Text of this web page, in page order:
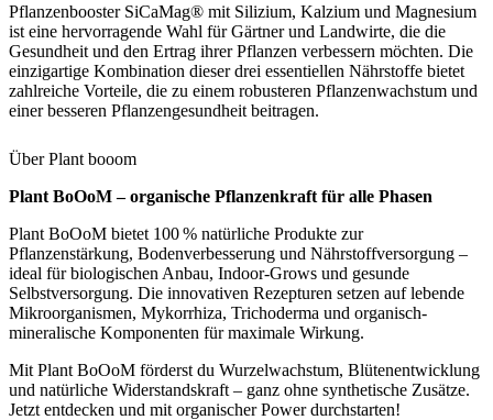
Pflanzenbooster SiCaMag® mit Silizium, Kalzium und Magnesium
ist eine hervorragende Wahl für Gärtner und Landwirte, die die
Gesundheit und den Ertrag ihrer Pflanzen verbessern möchten. Die
einzigartige Kombination dieser drei essentiellen Nährstoffe bietet
zahlreiche Vorteile, die zu einem robusteren Pflanzenwachstum und
einer besseren Pflanzengesundheit beitragen.
Über Plant booom
Plant BoOoM – organische Pflanzenkraft für alle Phasen
Plant BoOoM bietet 100 % natürliche Produkte zur
Pflanzenstärkung, Bodenverbesserung und Nährstoffversorgung –
ideal für biologischen Anbau, Indoor-Grows und gesunde
Selbstversorgung. Die innovativen Rezepturen setzen auf lebende
Mikroorganismen, Mykorrhiza, Trichoderma und organisch-
mineralische Komponenten für maximale Wirkung.
Mit Plant BoOoM förderst du Wurzelwachstum, Blütenentwicklung
und natürliche Widerstandskraft – ganz ohne synthetische Zusätze.
Jetzt entdecken und mit organischer Power durchstarten!